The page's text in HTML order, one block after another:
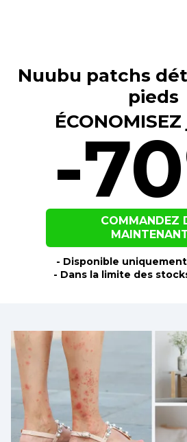
Nuubu patchs
pieds
-
COMMANDEZ
- Disponible
- Dans la limite des